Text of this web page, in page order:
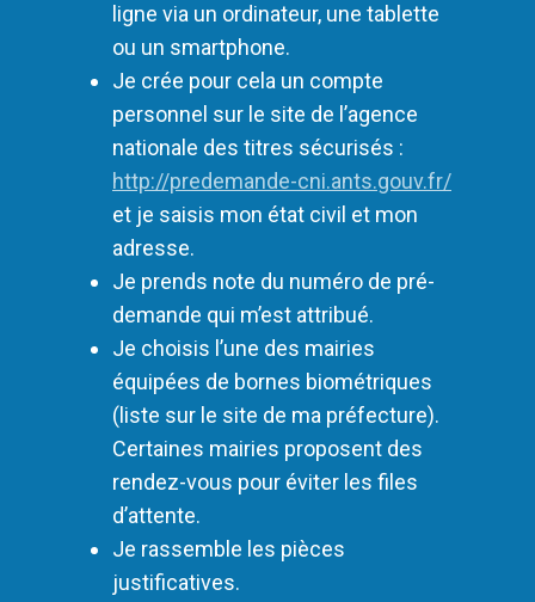
ligne via un ordinateur, une tablette
ou un smartphone.
Je crée pour cela un compte
personnel sur le site de l’agence
nationale des titres sécurisés :
http://predemande-cni.ants.gouv.fr/
et je saisis mon état civil et mon
adresse.
Je prends note du numéro de pré-
demande qui m’est attribué.
Je choisis l’une des mairies
équipées de bornes biométriques
(liste sur le site de ma préfecture).
Certaines mairies proposent des
rendez-vous pour éviter les files
d’attente.
Je rassemble les pièces
justificatives.